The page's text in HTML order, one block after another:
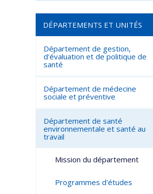
DÉPARTEMENTS ET UNITÉS
Département de gestion,
d'évaluation et de politique de
santé
Département de médecine
sociale et préventive
Département de santé
environnementale et santé au
travail
Mission du département
Programmes d'études